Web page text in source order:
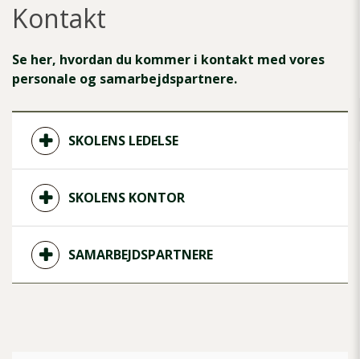
Kontakt
Se her, hvordan du kommer i kontakt med vores
personale og samarbejdspartnere.
SKOLENS LEDELSE
SKOLENS KONTOR
SAMARBEJDSPARTNERE